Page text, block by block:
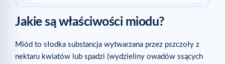
Jakie są właściwości miodu?
Miód to słodka substancja wytwarzana przez pszczoły z
nektaru kwiatów lub spadzi (wydzieliny owadów ssących